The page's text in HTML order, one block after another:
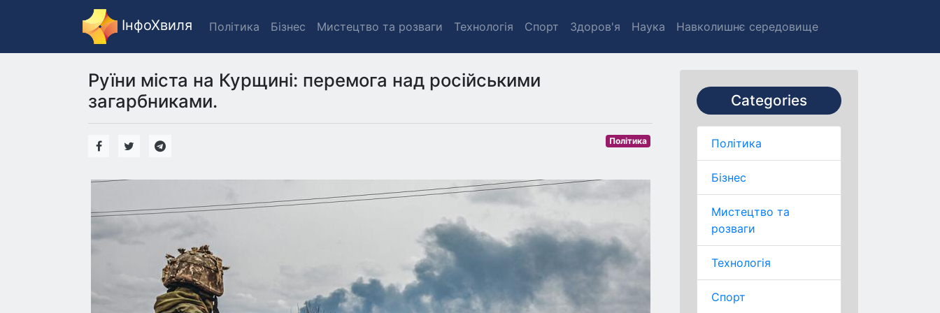
ІнфоХвиля Політика Бізнес Мистецтво та розваги Технологія Спорт Здоров'я Наука Навколишнє середовище
Categories
Політика
Бізнес
Мистецтво та
розваги
Технологія
Спорт
Руїни міста на Курщині: перемога над російськими
загарбниками.
Політика